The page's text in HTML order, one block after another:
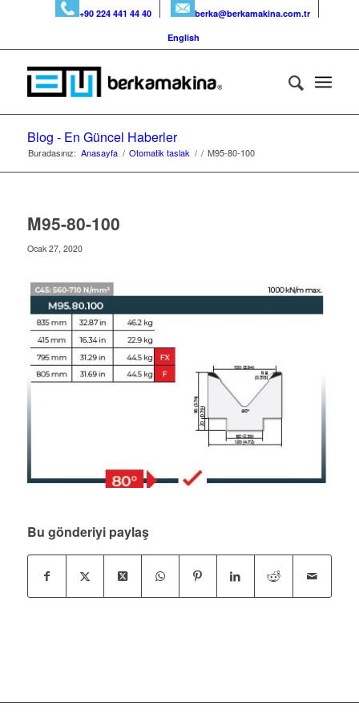
+90 224 441 44 40
berka@berkamakina.com.tr
English
Blog - En Güncel Haberler
Buradasınız: Anasayfa / Otomatik taslak / / M95-80-100
M95-80-100
Ocak 27, 2020
Bu gönderiyi paylaş